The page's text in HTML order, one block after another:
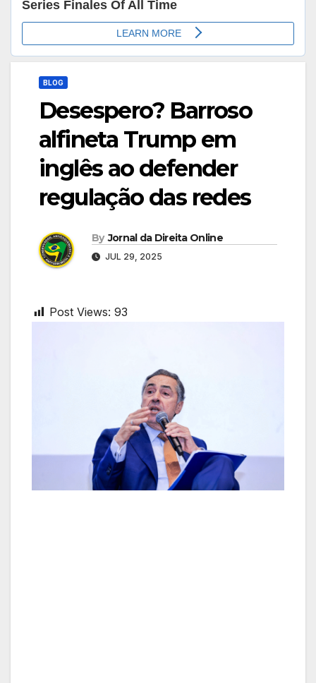
BLOG
Desespero? Barroso
alfineta Trump em
inglês ao defender
regulação das redes
By Jornal da Direita Online
JUL 29, 2025
Post Views: 93